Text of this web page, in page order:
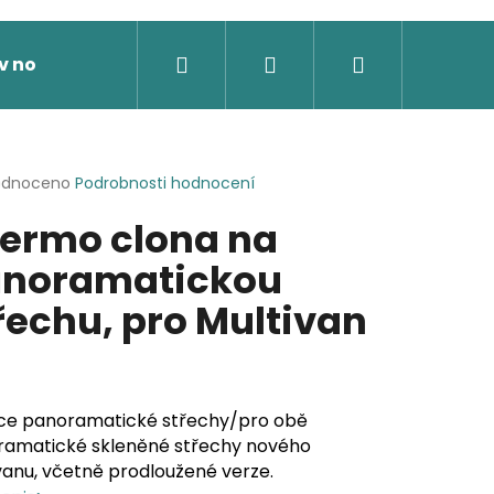
Výprodej Dárkové poukazy
Přihlášení
Podrobnosti hodnocení
clona na
pro Multivan
panoramatické střechy/pro obě
skleněné střechy nového
včetně prodloužené verze.
BUNDA,